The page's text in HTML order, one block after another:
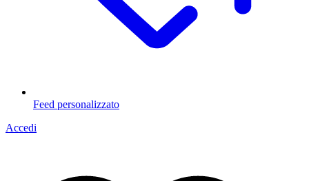
Feed personalizzato
Accedi